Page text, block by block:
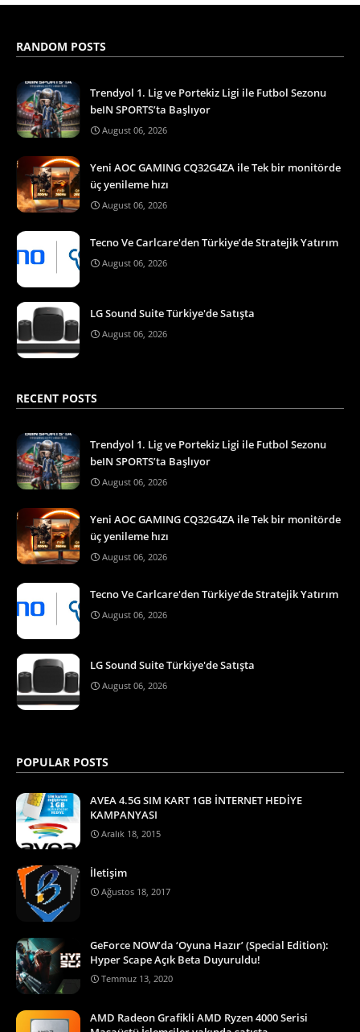
RANDOM POSTS
Trendyol 1. Lig ve Portekiz Ligi ile Futbol Sezonu
beIN SPORTS’ta Başlıyor
August 06, 2026
Yeni AOC GAMING CQ32G4ZA ile Tek bir monitörde
üç yenileme hızı
August 06, 2026
Tecno Ve Carlcare'den Türkiye’de Stratejik Yatırım
August 06, 2026
LG Sound Suite Türkiye'de Satışta
August 06, 2026
RECENT POSTS
Trendyol 1. Lig ve Portekiz Ligi ile Futbol Sezonu
beIN SPORTS’ta Başlıyor
August 06, 2026
Yeni AOC GAMING CQ32G4ZA ile Tek bir monitörde
üç yenileme hızı
August 06, 2026
Tecno Ve Carlcare'den Türkiye’de Stratejik Yatırım
August 06, 2026
LG Sound Suite Türkiye'de Satışta
August 06, 2026
POPULAR POSTS
AVEA 4.5G SIM KART 1GB İNTERNET HEDİYE
KAMPANYASI
Aralık 18, 2015
İletişim
Ağustos 18, 2017
GeForce NOW’da ‘Oyuna Hazır’ (Special Edition):
Hyper Scape Açık Beta Duyuruldu!
Temmuz 13, 2020
AMD Radeon Grafikli AMD Ryzen 4000 Serisi